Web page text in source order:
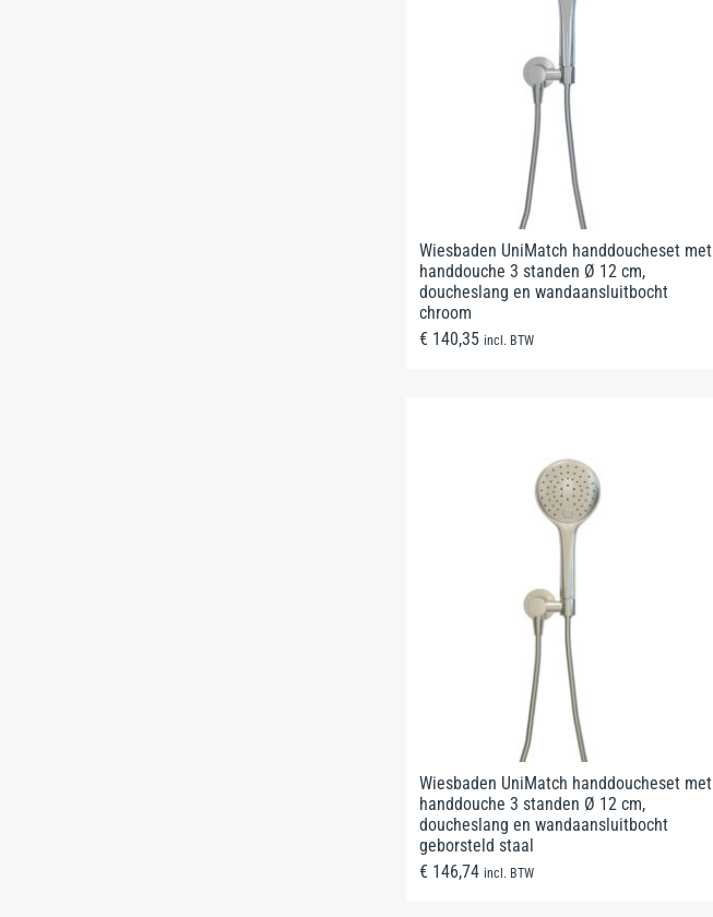
Wiesbaden UniMatch handdoucheset met
handdouche 3 standen Ø 12 cm,
doucheslang en wandaansluitbocht
chroom
€ 140,35 incl. BTW
Wiesbaden UniMatch handdoucheset met
handdouche 3 standen Ø 12 cm,
doucheslang en wandaansluitbocht
geborsteld staal
€ 146,74 incl. BTW